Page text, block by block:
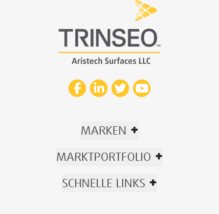
MARKEN +
MARKTPORTFOLIO +
SCHNELLE LINKS +